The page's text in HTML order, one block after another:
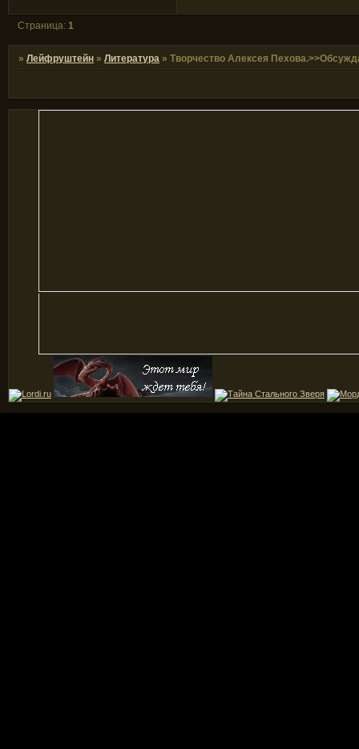
Страница: 1
»Лейфруштейн »Литература »Творчество Алексея